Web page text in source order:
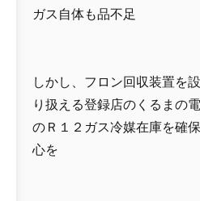
ガス自体も品不足
しかし、フロン回収装置を
り扱える登録店のくるまの
のＲ１２ガス冷媒在庫を確
心を